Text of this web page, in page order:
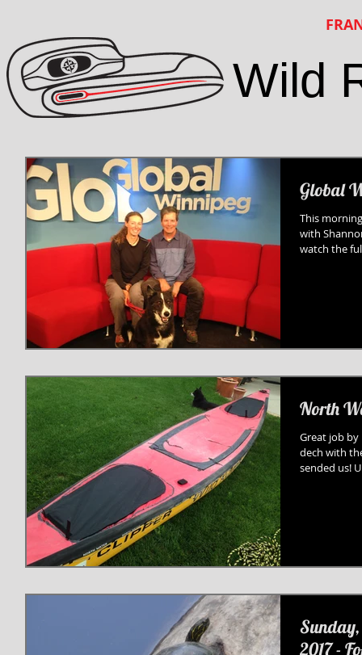
Wild
Global
This
with
watch the
North
Great job by
dech with
sended us!
Sunday,
2017 -